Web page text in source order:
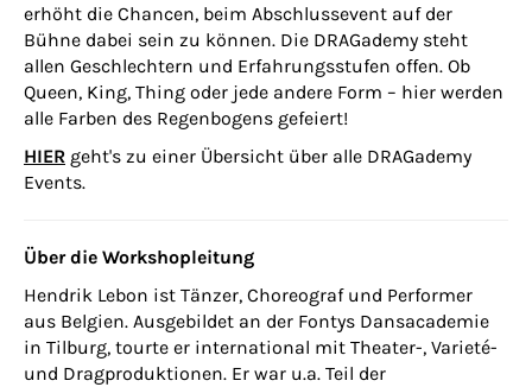
erhöht die Chancen, beim Abschlussevent auf der
Bühne dabei sein zu können. Die DRAGademy steht
allen Geschlechtern und Erfahrungsstufen offen. Ob
Queen, King, Thing oder jede andere Form – hier werden
alle Farben des Regenbogens gefeiert!
HIER geht's zu einer Übersicht über alle DRAGademy
Events.
Über die Workshopleitung
Hendrik Lebon ist Tänzer, Choreograf und Performer
aus Belgien. Ausgebildet an der Fontys Dansacademie
in Tilburg, tourte er international mit Theater-, Varieté-
und Dragproduktionen. Er war u.a. Teil der